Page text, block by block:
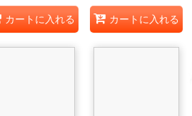
カートに入れる カートに入れる